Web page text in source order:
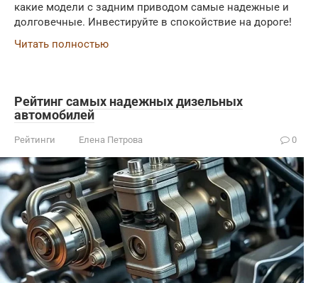
какие модели с задним приводом самые надежные и
долговечные. Инвестируйте в спокойствие на дороге!
Читать полностью
Рейтинг самых надежных дизельных
автомобилей
Рейтинги Елена Петрова 0